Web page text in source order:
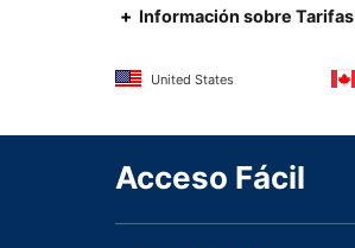
Información sobre Tarifas
United States
Acceso Fácil